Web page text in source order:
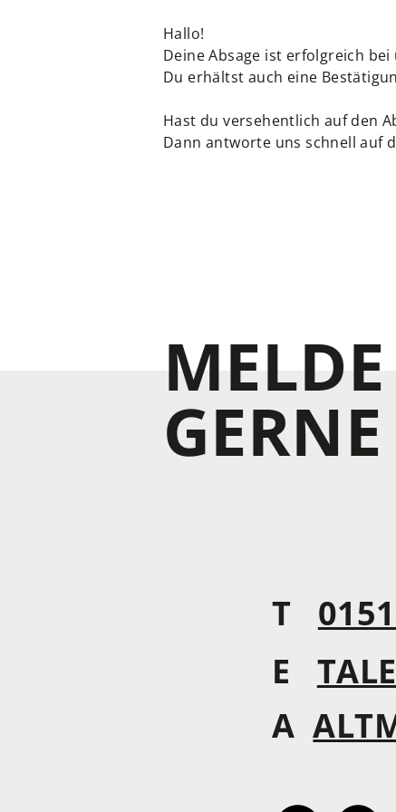
Hallo!
Deine Absage ist erfolgreich bei
Du erhältst auch eine
Hast du versehentlich auf den
Dann antworte uns schnell auf
T
E
A